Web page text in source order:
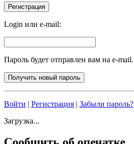
Login или e-mail:
Пароль будет отправлен вам на e-mail.
Войти | Регистрация | Забыли пароль?
Загрузка...